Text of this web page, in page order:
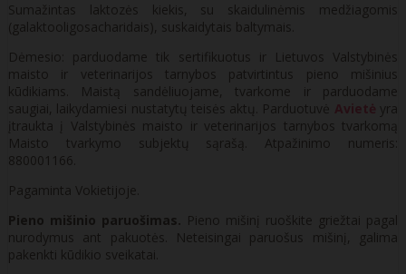
Sumažintas laktozės kiekis, su skaidulinėmis medžiagomis
(galaktooligosacharidais), suskaidytais baltymais.
Dėmesio: parduodame tik sertifikuotus ir Lietuvos Valstybinės
maisto ir veterinarijos tarnybos patvirtintus pieno mišinius
kūdikiams. Maistą sandėliuojame, tvarkome ir parduodame
saugiai, laikydamiesi nustatytų teisės aktų. Parduotuvė Avietė yra
įtraukta į Valstybinės maisto ir veterinarijos tarnybos tvarkomą
Maisto tvarkymo subjektų sąrašą. Atpažinimo numeris:
880001166.
Pagaminta Vokietijoje.
Pieno mišinio paruošimas. Pieno mišinį ruoškite griežtai pagal
nurodymus ant pakuotės. Neteisingai paruošus mišinį, galima
pakenkti kūdikio sveikatai.